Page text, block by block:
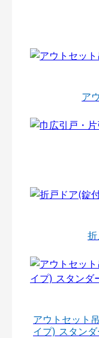
ア
アウトセット
イプ) スタンダ